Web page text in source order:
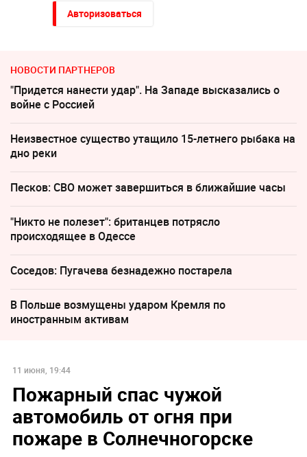
Авторизоваться
НОВОСТИ ПАРТНЕРОВ
"Придется нанести удар". На Западе высказались о
войне с Россией
Неизвестное существо утащило 15-летнего рыбака на
дно реки
Песков: СВО может завершиться в ближайшие часы
"Никто не полезет": британцев потрясло
происходящее в Одессе
Соседов: Пугачева безнадежно постарела
В Польше возмущены ударом Кремля по
иностранным активам
11 июня, 19:44
Пожарный спас чужой
автомобиль от огня при
пожаре в Солнечногорске